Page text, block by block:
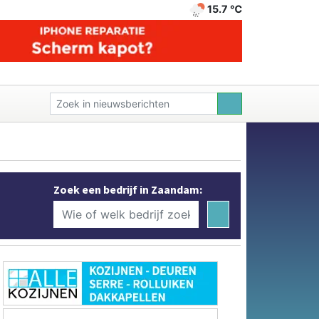
15.7 ℃
Zoek een bedrijf in Zaandam: